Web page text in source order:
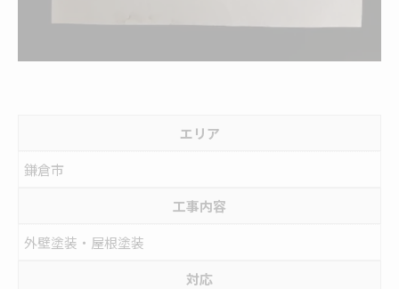
エリア
鎌倉市
工事内容
外壁塗装・屋根塗装
対応